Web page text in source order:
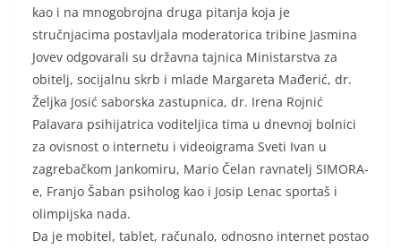
kao i na mnogobrojna druga pitanja koja je
stručnjacima postavljala moderatorica tribine Jasmina
Jovev odgovarali su državna tajnica Ministarstva za
obitelj, socijalnu skrb i mlade Margareta Mađerić, dr.
Željka Josić saborska zastupnica, dr. Irena Rojnić
Palavara psihijatrica voditeljica tima u dnevnoj bolnici
za ovisnost o internetu i videoigrama Sveti Ivan u
zagrebačkom Jankomiru, Mario Čelan ravnatelj SIMORA-
e, Franjo Šaban psiholog kao i Josip Lenac sportaš i
olimpijska nada.
Da je mobitel, tablet, računalo, odnosno internet postao